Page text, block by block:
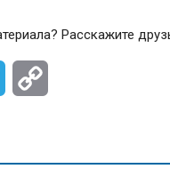
Расскажите
Telegram